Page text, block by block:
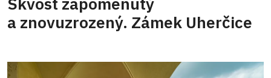
a znovuzrozený. Zámek Uherčice